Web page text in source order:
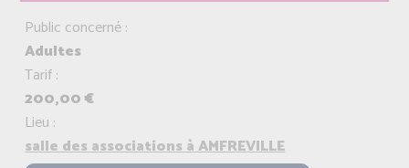
Public concerné :
Adultes
Tarif :
200,00 €
Lieu :
salle des associations à AMFREVILLE